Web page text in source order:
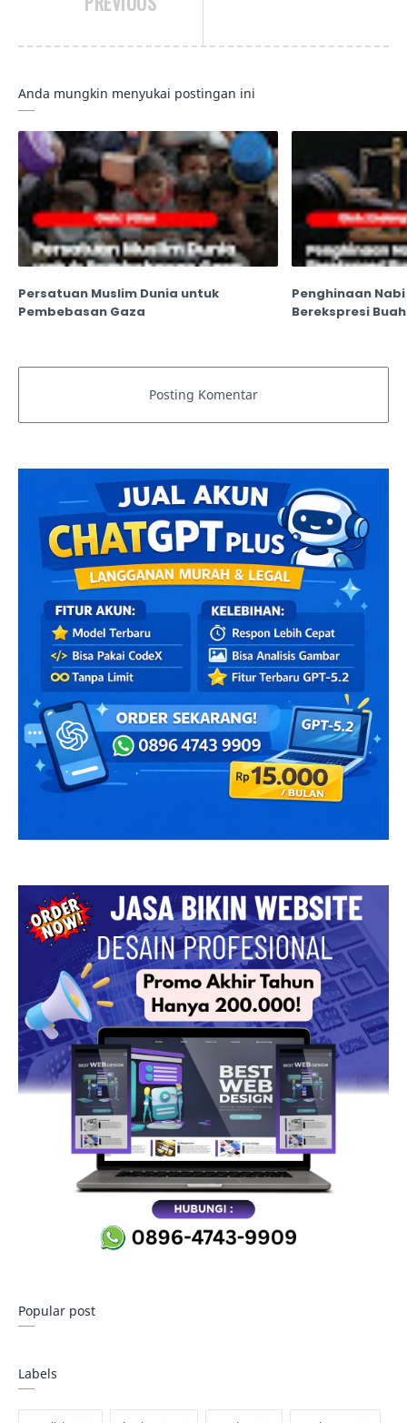
Anda mungkin menyukai postingan ini
Persatuan Muslim Dunia untuk
Pembebasan Gaza
Penghinaan
Berekspresi
Popular post
Labels